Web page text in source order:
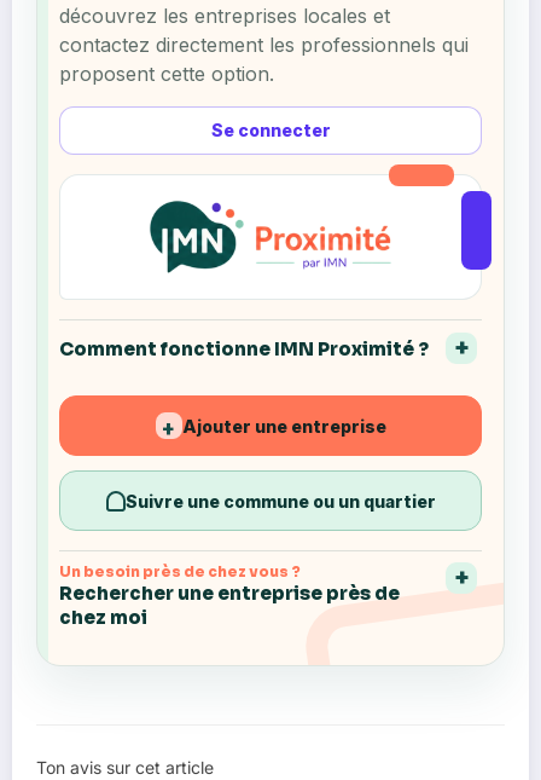
Se connecter
découvrez les entreprises locales et
contactez directement les professionnels qui
proposent cette option.
Comment fonctionne IMN Proximité ?
+ Ajouter une entreprise
Suivre une commune ou un quartier
Un besoin près de chez vous ?
Rechercher une entreprise près de
chez moi
Ton avis sur cet article